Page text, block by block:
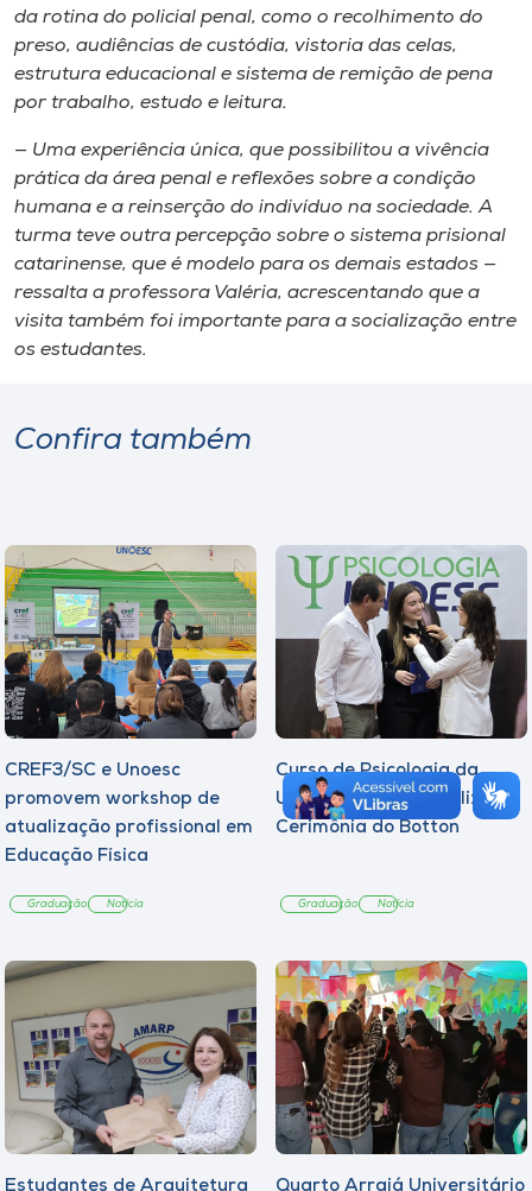
da rotina do policial penal, como o recolhimento do
preso, audiências de custódia, vistoria das celas,
estrutura educacional e sistema de remição de pena
por trabalho, estudo e leitura.
— Uma experiência única, que possibilitou a vivência
prática da área penal e reflexões sobre a condição
humana e a reinserção do indivíduo na sociedade. A
turma teve outra percepção sobre o sistema prisional
catarinense, que é modelo para os demais estados —
ressalta a professora Valéria, acrescentando que a
visita também foi importante para a socialização entre
os estudantes.
Confira também
CREF3/SC e Unoesc
promovem workshop de
atualização profissional em
Educação Física
Graduação Notícia
Curso de Psicologia da
Unoesc Joaçaba realiza 2ª
Cerimônia do Botton
Graduação Notícia
Estudantes de Arquitetura Quarto Arraiá Universitário